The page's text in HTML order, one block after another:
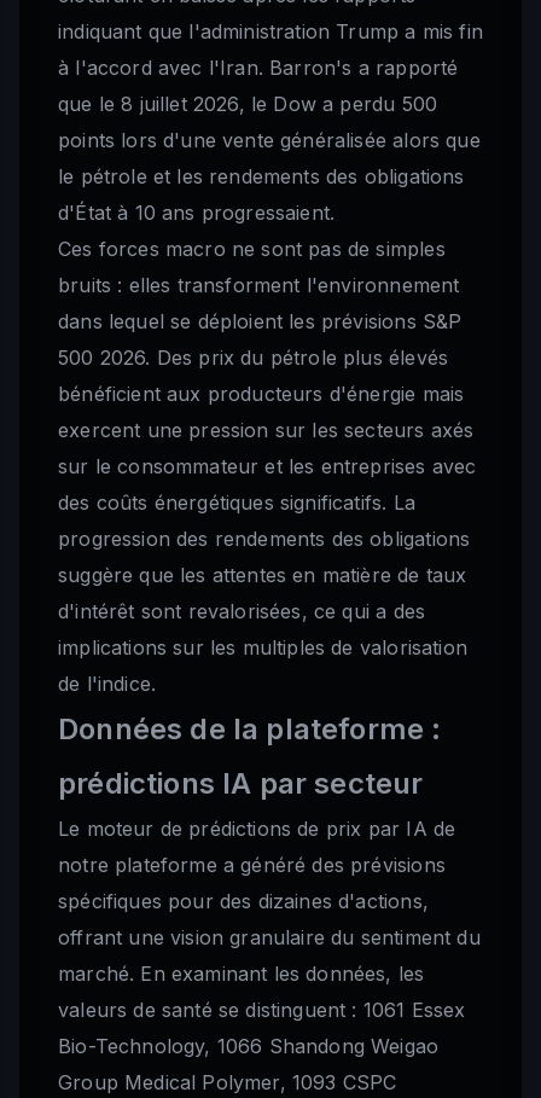
indiquant que l'administration Trump a mis fin
à l'accord avec l'Iran. Barron's a rapporté
que le 8 juillet 2026, le Dow a perdu 500
points lors d'une vente généralisée alors que
le pétrole et les rendements des obligations
d'État à 10 ans progressaient.
Ces forces macro ne sont pas de simples
bruits : elles transforment l'environnement
dans lequel se déploient les prévisions S&P
500 2026. Des prix du pétrole plus élevés
bénéficient aux producteurs d'énergie mais
exercent une pression sur les secteurs axés
sur le consommateur et les entreprises avec
des coûts énergétiques significatifs. La
progression des rendements des obligations
suggère que les attentes en matière de taux
d'intérêt sont revalorisées, ce qui a des
implications sur les multiples de valorisation
de l'indice.
Données de la plateforme :
prédictions IA par secteur
Le moteur de prédictions de prix par IA de
notre plateforme a généré des prévisions
spécifiques pour des dizaines d'actions,
offrant une vision granulaire du sentiment du
marché. En examinant les données, les
valeurs de santé se distinguent : 1061 Essex
Bio-Technology, 1066 Shandong Weigao
Group Medical Polymer, 1093 CSPC